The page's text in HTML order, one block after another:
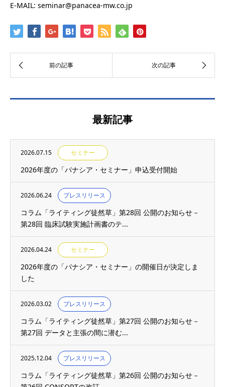
E-MAIL: seminar@panacea-mw.co.jp
最新記事
2026.07.15 セミナー
2026年度の「パナシア・セミナー」申込受付開始
2026.06.24 プレスリリース
コラム「ライティング徒然草」第28回 公開のお知らせ－
第28回 臨床試験実施計画書のテ...
2026.04.24 セミナー
2026年度の「パナシア・セミナー」の開催日が決定しま
した
2026.03.02 プレスリリース
コラム「ライティング徒然草」第27回 公開のお知らせ－
第27回 データと主張の間に潜む...
2025.12.04 プレスリリース
コラム「ライティング徒然草」第26回 公開のお知らせ－